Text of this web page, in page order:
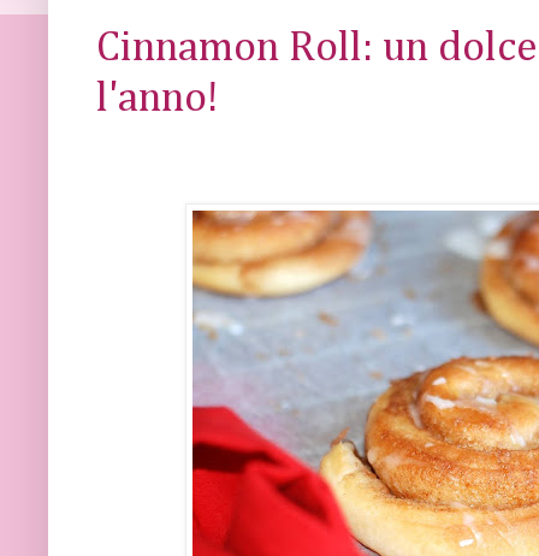
Cinnamon Roll: un
l'anno!